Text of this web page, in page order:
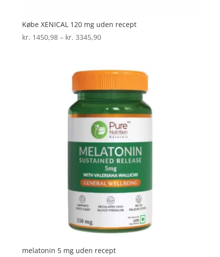
Købe XENICAL 120 mg uden recept
kr. 1450,98 – kr. 3345,90Prisinterval:
kr. 3345,90
melatonin 5 mg uden recept